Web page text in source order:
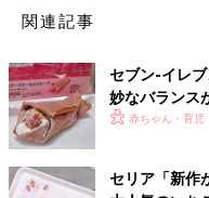
関連記事
セブン-イレ
妙なバランス
4選赤ちゃん・育児
セリア「新作